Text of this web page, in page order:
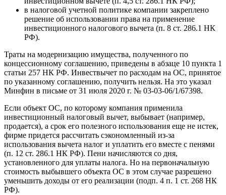
в налоговой учетной политике компании закреплено
решение об использовании права на применение
инвестиционного налогового вычета (п. 8 ст. 286.1 НК
РФ).
Траты на модернизацию имущества, полученного по
концессионному соглашению, приведены в абзаце 10 пункта 1
статьи 257 НК РФ. Инвествычет по расходам на ОС, принятое
по указанному соглашению, получить нельзя. На это указал
Минфин в письме от 31 июля 2020 г. № 03-03-06/1/67398.
Если объект ОС, по которому компания применила
инвестиционный налоговый вычет, выбывает (например,
продается), а срок его полезного использования еще не истек,
фирме придется рассчитать сэкономленный из-за
использования вычета налог и уплатить его вместе с пенями
(п. 12 ст. 286.1 НК РФ). Пени начисляются со дня,
установленного для уплаты налога. Но на первоначальную
стоимость выбывшего объекта ОС в этом случае разрешено
уменьшить доходы от его реализации (подп. 4 п. 1 ст. 268 НК
РФ).